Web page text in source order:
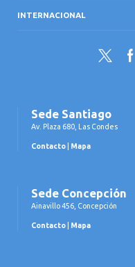
INTERNACIONAL
Twitter
Sede Santiago
Av. Plaza 680, Las Condes
Contacto Mapa
Sede Concepción
Ainavillo 456, Concepción
Contacto Mapa